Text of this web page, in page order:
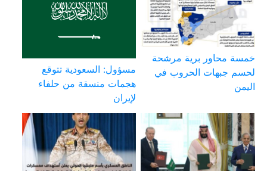
خمسة محاور برية مرشحة
لحسم جبهات الحروب في
اليمن
مسؤول: السعودية تتوقع
هجمات منسقة من حلفاء
لإيران